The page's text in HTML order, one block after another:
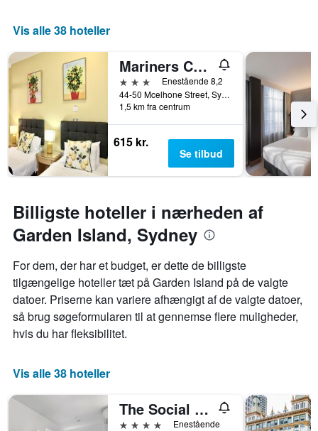
Vis alle 38 hoteller
Mariners Court Hotel Sydney
3 stjernerEnestående 8,2
44-50 Mcelhone Street, Sydney, NSW, Australien
1,5 km fra centrum
615 kr.
Se tilbud
Billigste hoteller i nærheden af
Garden Island, Sydney
For dem, der har et budget, er dette de billigste
tilgængelige hoteller tæt på Garden Island på de valgte
datoer. Priserne kan variere afhængigt af de valgte datoer,
så brug søgeformularen til at gennemse flere muligheder,
hvis du har fleksibilitet.
Vis alle 38 hoteller
The Social Hotel, Sydney
4 stjerner
Enestående